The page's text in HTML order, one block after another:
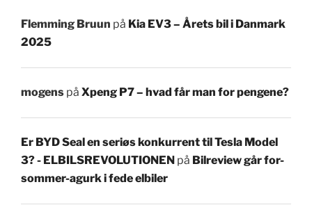
Flemming Bruun på Kia EV3 – Årets bil i Danmark
2025
mogens på Xpeng P7 – hvad får man for pengene?
Er BYD Seal en seriøs konkurrent til Tesla Model
3? - ELBILSREVOLUTIONEN på Bilreview går for-
sommer-agurk i fede elbiler